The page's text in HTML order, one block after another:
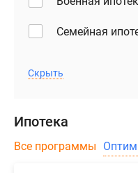
Семейная
Скрыть
Ипотека
Все программы